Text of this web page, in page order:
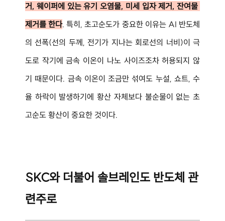
거, 웨이퍼에 있는 유기 오염물, 미세 입자 제거, 잔여물
제거를 한다. 특히, 초고순도가 중요한 이유는 AI 반도체
의 선폭(선의 두께, 전기가 지나는 회로선의 너비)이 극
도로 작기에 금속 이온이 나노 사이즈조차 허용되지 않
기 때문이다. 금속 이온이 조금만 섞여도 누설, 쇼트, 수
율 하락이 발생하기에 황산 자체보다 불순물이 없는 초
고순도 황산이 중요한 것이다.
SKC와 더불어 솔브레인도 반도체 관
련주로